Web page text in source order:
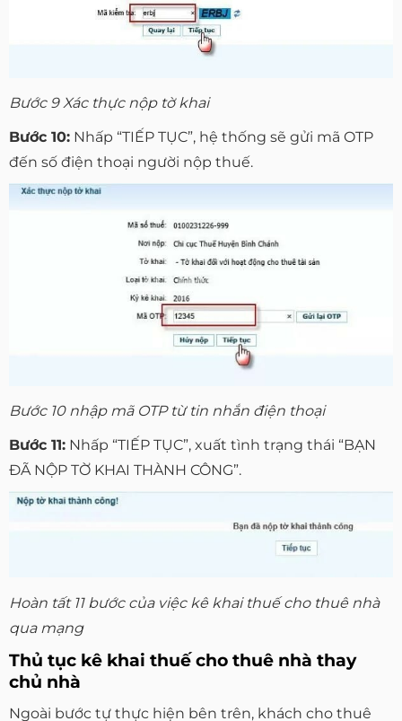
Bước 9 Xác thực nộp tờ khai
Bước 10: Nhấp “TIẾP TỤC”, hệ thống sẽ gửi mã OTP
đến số điện thoại người nộp thuế.
Bước 10 nhập mã OTP từ tin nhắn điện thoại
Bước 11: Nhấp “TIẾP TỤC”, xuất tình trạng thái “BẠN
ĐÃ NỘP TỜ KHAI THÀNH CÔNG”.
Hoàn tất 11 bước của việc kê khai thuế cho thuê nhà
qua mạng
Thủ tục kê khai thuế cho thuê nhà thay
chủ nhà
Ngoài bước tự thực hiện bên trên, khách cho thuê